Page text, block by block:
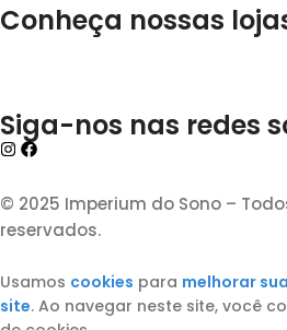
Conheça nossas
Siga-nos nas redes
© 2025 Imperium do Sono –
reservados.
Usamos cookies para melhorar
site. Ao navegar neste site, você